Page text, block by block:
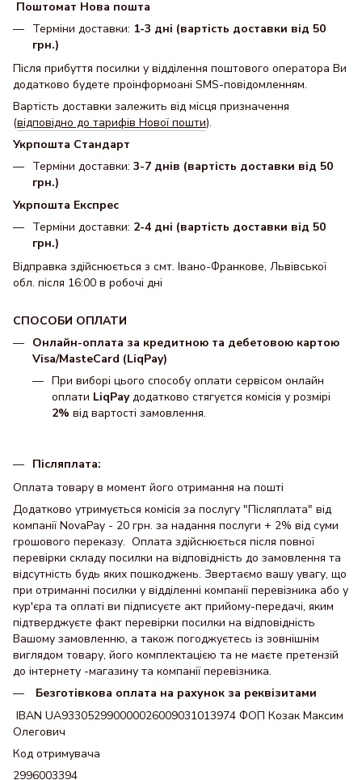
Поштомат Нова пошта
Терміни доставки: 1-3 дні (вартість доставки від 50
грн.)
Після прибуття посилки у відділення поштового оператора Ви
додатково будете проінформоані SMS-повідомленням.
Вартість доставки залежить від місця призначення
(відповідно до тарифів Нової пошти).
Укрпошта Стандарт
Терміни доставки: 3-7 днів (вартість доставки від 50
грн.)
Укрпошта Експрес
Терміни доставки: 2-4 дні (вартість доставки від 50
грн.)
Відправка здійснюється з смт. Івано-Франкове, Львівської
обл. після 16:00 в робочі дні
СПОСОБИ ОПЛАТИ
Онлайн-оплата за кредитною та дебетовою картою
Visa/MasteCard (LiqPay)
При виборі цього способу оплати сервісом онлайн
оплати LiqPayдодатково стягуєтся комісія у розмірі
2% від вартості замовлення.
Післяплата:
Оплата товару в момент його отримання на пошті
Додатково утримується комісія за послугу "Післяплата" від
компанії NovaPay - 20 грн. за надання послуги + 2% від суми
грошового переказу. Оплата здійснюється після повної
перевірки складу посилки на відповідність до замовлення та
відсутність будь яких пошкоджень. Звертаємо вашу увагу, що
при отриманні посилки у відділенні компанії перевізника або у
кур'єра та оплаті ви підписуєте акт прийому-передачі, яким
підтверджуєте факт перевірки посилки на відповідність
Вашому замовленню, а також погоджуєтесь із зовнішнім
виглядом товару, його комплектацією та не маєте претензій
до інтернету -магазину та компанії перевізника.
Безготівкова оплата на рахунок за реквізитами
IBAN UA933052990000026009031013974 ФОП Козак Максим
Олегович
Код отримувача
2996003394